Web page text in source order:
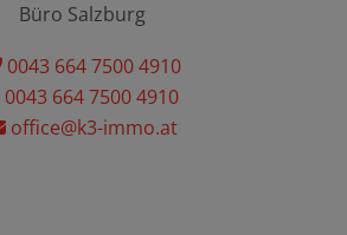
Büro Salzburg
0043 664 7500 4910
0043 664 7500 4910
office@k3-immo.at